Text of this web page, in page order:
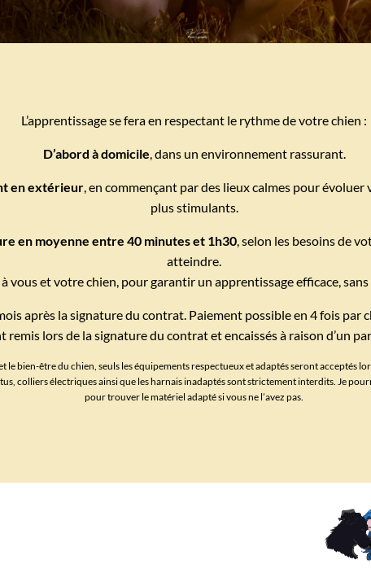
L’apprentissage se fera en respectant le rythme de votre chien :
D’abord à domicile, dans un environnement rassurant.
en extérieur, en commençant par des lieux calmes pour
plus stimulants.
en moyenne entre 40 minutes et 1h30, selon les besoins de
atteindre.
à vous et votre chien, pour garantir un apprentissage efficace,
après la signature du contrat. Paiement possible en 4 fois par
remis lors de la signature du contrat et encaissés à raison d’un
bien-être du chien, seuls les équipements respectueux et adaptés seront acceptés
colliers électriques ainsi que les harnais inadaptés sont strictement interdits. Je
pour trouver le matériel adapté si vous ne l’avez pas.